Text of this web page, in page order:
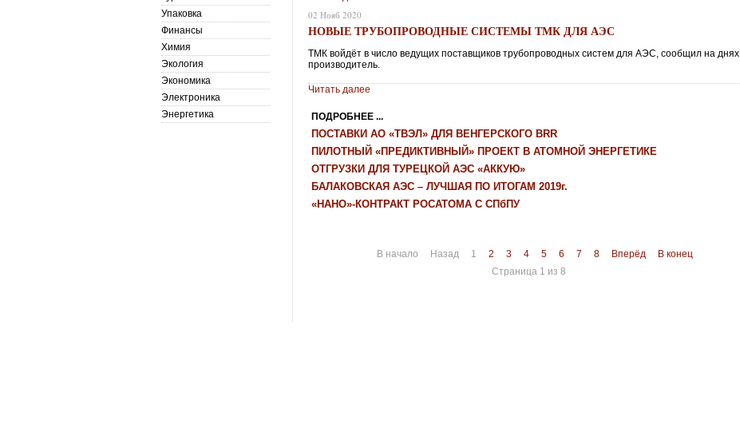
02 Нояб 2020
НОВЫЕ ТРУБОПРОВОДНЫЕ СИСТЕМЫ ТМК ДЛЯ АЭС
ТМК войдёт в число ведущих поставщиков трубопроводных систем для АЭС, сообщил на днях
производитель.
Читать далее
ПОДРОБНЕЕ ...
ПОСТАВКИ АО «ТВЭЛ» ДЛЯ ВЕНГЕРСКОГО BRR
ПИЛОТНЫЙ «ПРЕДИКТИВНЫЙ» ПРОЕКТ В АТОМНОЙ ЭНЕРГЕТИКЕ
ОТГРУЗКИ ДЛЯ ТУРЕЦКОЙ АЭС «АККУЮ»
БАЛАКОВСКАЯ АЭС – ЛУЧШАЯ ПО ИТОГАМ 2019г.
«НАНО»-КОНТРАКТ РОСАТОМА С СПбПУ
В начало Назад 1 2 3 4 5 6 7 8 Вперёд
В конец
Страница 1 из 8
Упаковка
Финансы
Химия
Экология
Экономика
Электроника
Энергетика